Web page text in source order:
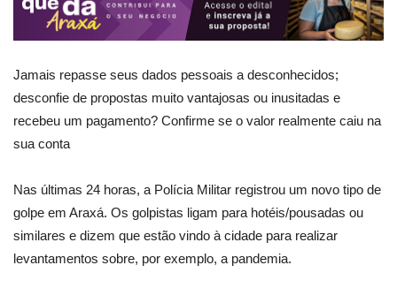
Jamais repasse seus dados pessoais a desconhecidos;
desconfie de propostas muito vantajosas ou inusitadas e
recebeu um pagamento? Confirme se o valor realmente caiu na
sua conta
Nas últimas 24 horas, a Polícia Militar registrou um novo tipo de
golpe em Araxá. Os golpistas ligam para hotéis/pousadas ou
similares e dizem que estão vindo à cidade para realizar
levantamentos sobre, por exemplo, a pandemia.